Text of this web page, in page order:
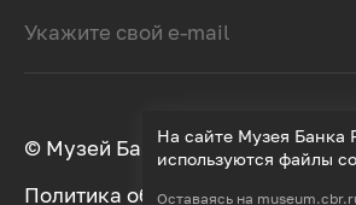
© Музей Банка России,
Политика обработки
На сайте Музея Банка
используются файлы
Оставаясь на